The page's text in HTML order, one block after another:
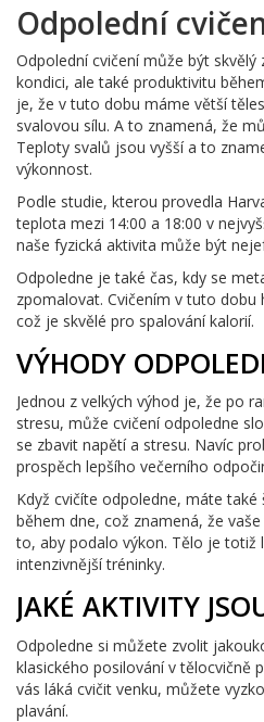
Odpolední
Odpolední cvičení může být
kondici, ale také produktivitu
je, že v tuto dobu máme větší
svalovou sílu. A to znamená, že
Teploty svalů jsou vyšší a to
výkonnost.
Podle studie, kterou provedla
teplota mezi 14:00 a 18:00 v
naše fyzická aktivita může být
Odpoledne je také čas, kdy se
zpomalovat. Cvičením v tuto
což je skvělé pro spalování kalorií.
VÝHODY
Jednou z velkých výhod je, že po
stresu, může cvičení odpoledne
se zbavit napětí a stresu. Navíc
prospěch lepšího večerního
Když cvičíte odpoledne, máte
během dne, což znamená, že
to, aby podalo výkon. Tělo je totiž
intenzivnější tréninky.
JAKÉ AKTIVITY
Odpoledne si můžete zvolit
klasického posilování v tělocvičně
vás láká cvičit venku, můžete
plavání.